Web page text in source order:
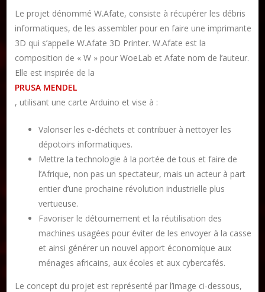
Mame Hulo
AUTEURS
DON
Les ateliers d’écriture littéraire
Formation en Édition Numérique
Le projet dénommé W.Afate, consiste à récupérer les débris
informatiques, de les assembler pour en faire une imprimante
3D qui s’appelle W.Afate 3D Printer. W.Afate est la
composition de « W » pour WoeLab et Afate nom de l’auteur.
Elle est inspirée de la
PRUSA MENDEL
, utilisant une carte Arduino et vise à :
Valoriser les e-déchets et contribuer à nettoyer les
dépotoirs informatiques.
Mettre la technologie à la portée de tous et faire de
l’Afrique, non pas un spectateur, mais un acteur à part
entier d’une prochaine révolution industrielle plus
vertueuse.
Favoriser le détournement et la réutilisation des
machines usagées pour éviter de les envoyer à la casse
et ainsi générer un nouvel apport économique aux
ménages africains, aux écoles et aux cybercafés.
Le concept du projet est représenté par l’image ci-dessous,